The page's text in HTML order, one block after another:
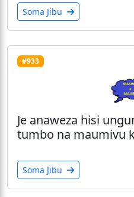
Soma Jibu
#933
Je anaweza hisi
tumbo na maumivu
Soma Jibu